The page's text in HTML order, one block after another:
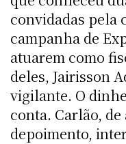
convidadas pela
campanha de
atuarem como
deles, Jairisson
vigilante. O
conta. Carlão,
depoimento,